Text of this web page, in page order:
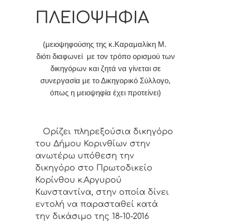
ΠΛΕΙΟΨΗΦΙΑ
(μειοψηφούσης της κ.Καραμαλίκη Μ.
διότι διαφωνεί με τον τρόπο ορισμού των
δικηγόρων και ζητά να γίνεται σε
συνεργασία με το Δικηγορικό Σύλλογο,
όπως η μειοψηφία έχει προτείνει)
Ορίζει πληρεξούσια δικηγόρο
του Δήμου Κορινθίων στην
ανωτέρω υπόθεση την
δικηγόρο στο Πρωτοδικείο
Κορίνθου κ.Αργυρού
Κωνσταντίνα, στην οποία δίνει
εντολή να παρασταθεί κατά
την δικάσιμο της 18-10-2016